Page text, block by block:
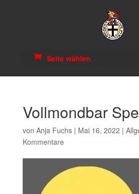
Seite wählen
Vollmondbar
von Anja Fuchs| Mai 16, 2022 |
Kommentare